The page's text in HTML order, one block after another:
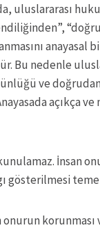
uluslararası
anayasal
Bu nedenle
ve doğrudan
açıkça ve
İnsan
gösterilmesi
onurun korunması